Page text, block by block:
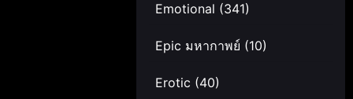
Emotional (341)
Epic มหากาพย์ (10)
Erotic (40)